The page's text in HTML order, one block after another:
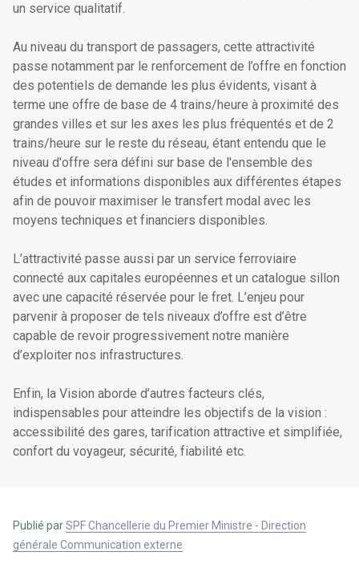
un service qualitatif.
Au niveau du transport de passagers, cette attractivité
passe notamment par le renforcement de l’offre en fonction
des potentiels de demande les plus évidents, visant à
terme une offre de base de 4 trains/heure à proximité des
grandes villes et sur les axes les plus fréquentés et de 2
trains/heure sur le reste du réseau, étant entendu que le
niveau d'offre sera défini sur base de l'ensemble des
études et informations disponibles aux différentes étapes
afin de pouvoir maximiser le transfert modal avec les
moyens techniques et financiers disponibles.
L’attractivité passe aussi par un service ferroviaire
connecté aux capitales européennes et un catalogue sillon
avec une capacité réservée pour le fret. L’enjeu pour
parvenir à proposer de tels niveaux d’offre est d’être
capable de revoir progressivement notre manière
d’exploiter nos infrastructures.
Enfin, la Vision aborde d’autres facteurs clés,
indispensables pour atteindre les objectifs de la vision :
accessibilité des gares, tarification attractive et simplifiée,
confort du voyageur, sécurité, fiabilité etc.
Publié parSPF Chancellerie du Premier Ministre - Direction
générale Communication externe